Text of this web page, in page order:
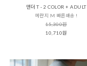
앤더 T - 2 COLOR + ADULT
메란지 M 빠른배송 !
15,300원
10,710원